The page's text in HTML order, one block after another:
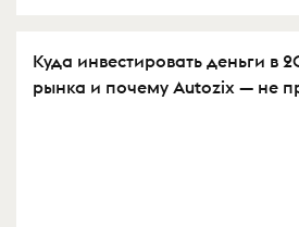
Куда инвестировать деньги в
рынка и почему Autozix — не